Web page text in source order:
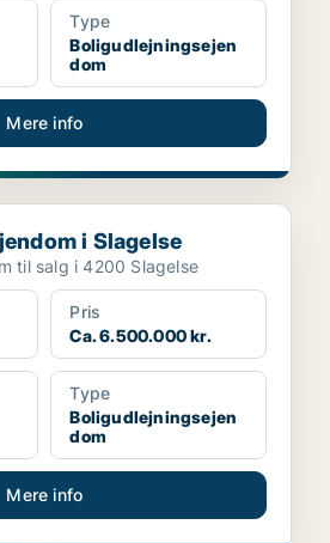
Type
Boligudlejningsejen
dom
Mere info
i Slagelse
i Slagelse
til salg i 4200 Slagelse
Pris
Ca. 6.500.000 kr.
Type
Boligudlejningsejen
dom
Mere info